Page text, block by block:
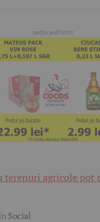
în Social